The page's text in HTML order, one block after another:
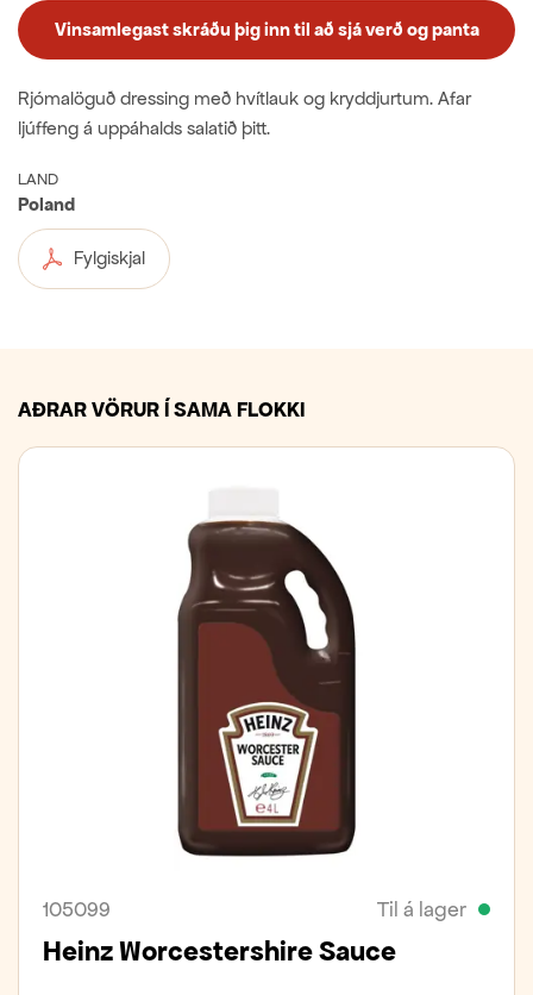
Vinsamlegast skráðu þig inn til að sjá verð og panta
Rjómalöguð dressing með hvítlauk og kryddjurtum. Afar
ljúffeng á uppáhalds salatið þitt.
LAND
Poland
Fylgiskjal
AÐRAR VÖRUR Í SAMA FLOKKI
105099 Til á lager
Heinz Worcestershire Sauce